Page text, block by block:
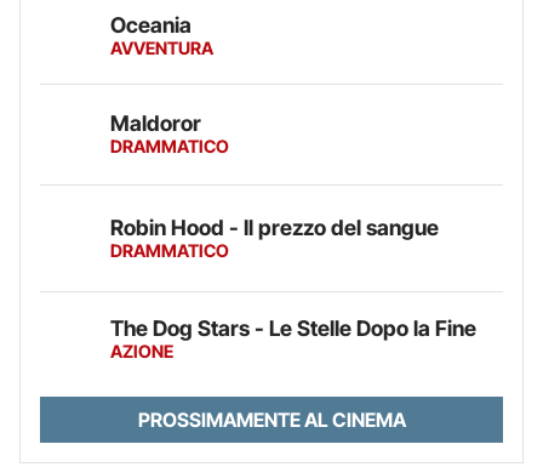
Oceania
AVVENTURA
Maldoror
DRAMMATICO
Robin Hood - Il prezzo del sangue
DRAMMATICO
The Dog Stars - Le Stelle Dopo la Fine
AZIONE
PROSSIMAMENTE AL CINEMA